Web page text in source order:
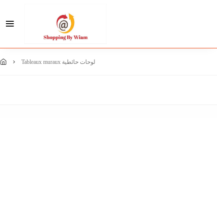
tableaux muraux لوحات حائطية